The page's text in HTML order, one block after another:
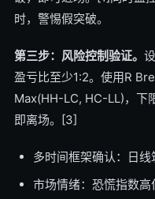
时，警惕假突破。
第三步：风险控制验证。
盈亏比至少1:2。使用R
Max(HH-LC, HC-LL)，下
即离场。[3]
多时间框架确认：日线
市场情绪：恐慌指数高